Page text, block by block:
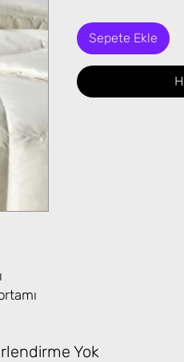
Sepete Ekle
Yok